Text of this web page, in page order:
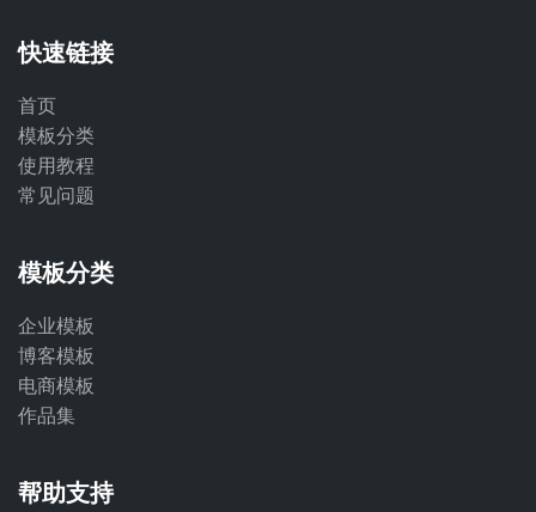
快速链接
首页
模板分类
使用教程
常见问题
模板分类
企业模板
博客模板
电商模板
作品集
帮助支持